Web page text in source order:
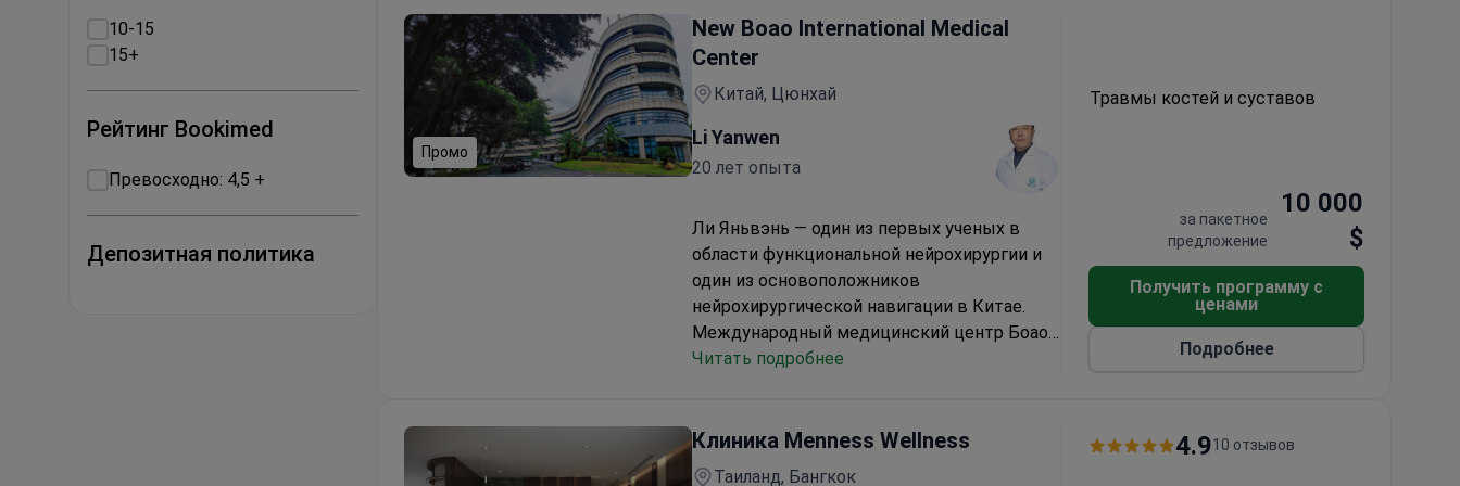
10-15
15+
Рейтинг Bookimed
Превосходно: 4,5 +
Депозитная политика
различным потребностям пациентов.
стоимость включено:
высокого класса (все поездки между
аэропортом, отелем и клиникой).
30-дневное
пребывание в индивидуальной палате;
Промо
New Boao International Medical
Center
Китай, Цюнхай
Li Yanwen
20 лет опыта
Ли Яньвэнь — один из первых ученых в
области функциональной нейрохирургии и
один из основоположников
нейрохирургической навигации в Китае.
Международный медицинский центр Боао
специализируется на современных методах
различным потребностям пациентов.
стоимость включено:
Читать подробнее
Травмы костей и суставов
за пакетное
предложение
10 000
$
Получить программу с
ценами
Подробнее
Клиника Menness Wellness
Таиланд, Бангкок
4.910 отзывов